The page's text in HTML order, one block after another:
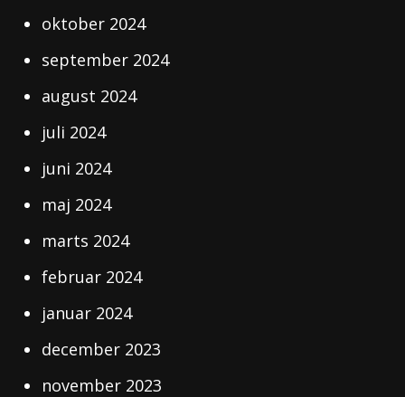
oktober 2024
september 2024
august 2024
juli 2024
juni 2024
maj 2024
marts 2024
februar 2024
januar 2024
december 2023
november 2023